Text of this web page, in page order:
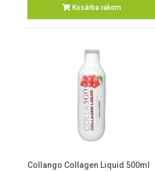
Kosárba rakom
Collango Collagen Liquid 500ml